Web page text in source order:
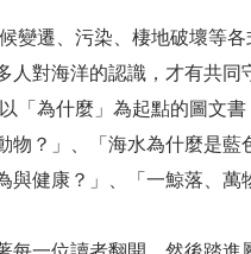
變遷、污染、棲地破壞等
對海洋的認識，才有共同
「為什麼」為起點的圖文
物？」、「海水為什麼是藍
健康？」、「一鯨落、萬